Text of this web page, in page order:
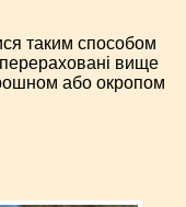
таким способом
вище
або окропом